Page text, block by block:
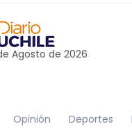
Agosto de 2026
Opinión Deportes